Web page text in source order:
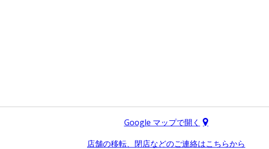
Google マップで開く
店舗の移転、閉店などのご連絡はこちらから